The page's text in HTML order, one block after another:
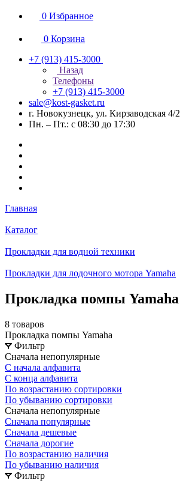
0 Избранное
0 Корзина
+7 (913) 415-3000
Назад
Телефоны
+7 (913) 415-3000
sale@kost-gasket.ru
г. Новокузнецк, ул. Кирзаводская 4/2
Пн. – Пт.: с 08:30 до 17:30
Главная
Каталог
Прокладки для водной техники
Прокладки для лодочного мотора Yamaha
Прокладка помпы Yamaha
8 товаров
Прокладка помпы Yamaha
Фильтр
Сначала непопулярные
С начала алфавита
С конца алфавита
По возрастанию сортировки
По убыванию сортировки
Сначала непопулярные
Сначала популярные
Сначала дешевые
Сначала дорогие
По возрастанию наличия
По убыванию наличия
Фильтр